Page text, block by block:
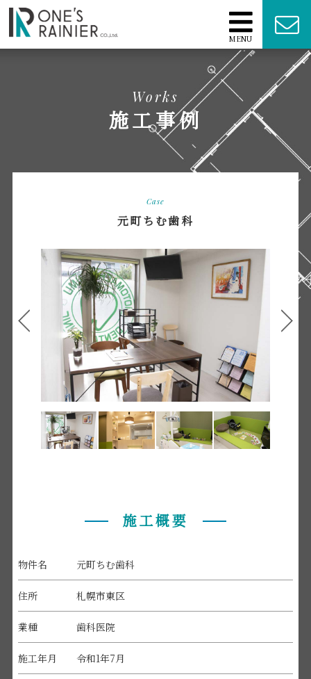
MENU
Works
施工事例
Case
元町ちむ歯科
施工概要
物件名 元町ちむ歯科
住所 札幌市東区
業種 歯科医院
施工年月 令和1年7月